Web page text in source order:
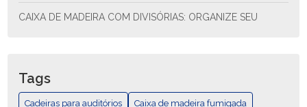
CAIXA DE MADEIRA COM DIVISÓRIAS: ORGANIZE SEU
PARA ORGANIZAR SEU ESPAÇO
CAIXA DE MADEIRA EXPORTAÇÃO: COMO ESCOLHER E AS
Tags
Cadeiras para auditórios Caixa de madeira fumigada